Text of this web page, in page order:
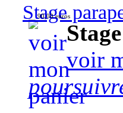
Stage
90,00 euros
voir